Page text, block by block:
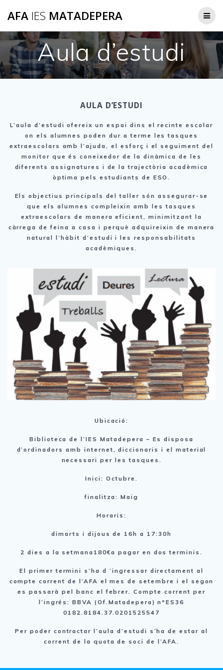
to
AFA IES MATADEPERA
Aula d’estudi
AULA D’ESTUDI
L’aula d’estudi ofereix un espai dins el recinte escolar
on els alumnes poden dur a terme les tasques
extraescolars amb l’ajuda, el esforç i el seguiment del
monitor que és coneixedor de la dinàmica de les
diferents assignatures i de la trajectòria acadèmica
òptima pels estudiants de ESO.
Els objectius principals del taller són assegurar-se
que els alumnes compleixin amb les tasques
extraescolars de manera eficient, minimitzant la
càrrega de feina a casa i perquè adquireixin de manera
natural l’hàbit d’estudi i les responsabilitats
acadèmiques.
Ubicació:
Biblioteca de l’IES Matadepera – Es disposa
d’ordinadors amb internet, diccionaris i el material
necessari per les tasques.
Inici:Octubre.
finalitza: Maig
Horaris:
dimarts i dijous de 16h a 17:30h
2 dies a la setmana180€a pagar en dos terminis.
El primer termini s’ha d ’ingressar directament al
compte corrent de l’AFA el mes de setembre i el segon
es passarà pel banc el febrer. Compte corrent per
l’ingrés: BBVA (Of.Matadepera) nºES36
0182.8184.37.0201525547
Per poder contractar l’aula d’estudi s’ha de estar al
corrent de la quota de soci de l’AFA.